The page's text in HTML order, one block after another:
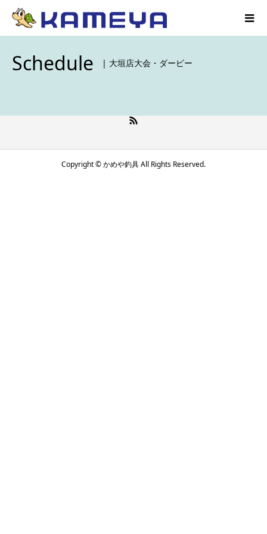
Schedule | 大垣店大会・ダービー
Copyright © かめや釣具 All Rights Reserved.